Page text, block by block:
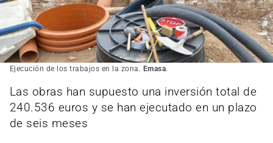
Ejecución de los trabajos en la zona. Emasa.
Las obras han supuesto una inversión total de
240.536 euros y se han ejecutado en un plazo
de seis meses